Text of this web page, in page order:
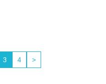
3 4 >